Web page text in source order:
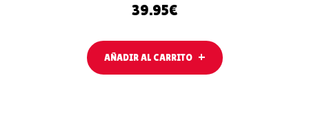
39.95€
AÑADIR AL CARRITO